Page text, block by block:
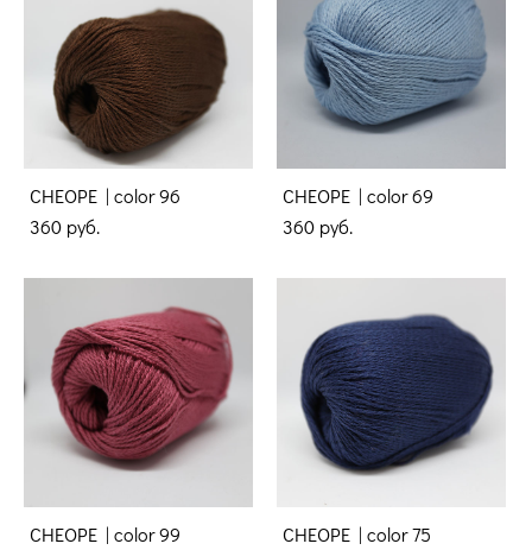
CHEOPE | color 96
360 pуб.
CHEOPE | color 69
360 pуб.
CHEOPE | color 99 CHEOPE | color 75